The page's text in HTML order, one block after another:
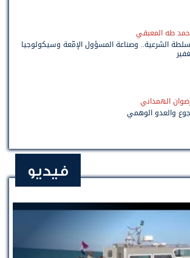
طه المعبقي
الشرعية.. وصناعة المسؤول الإمّعة وسيكولوجيا
الهمداني
والعدو الوهمي
فيديو